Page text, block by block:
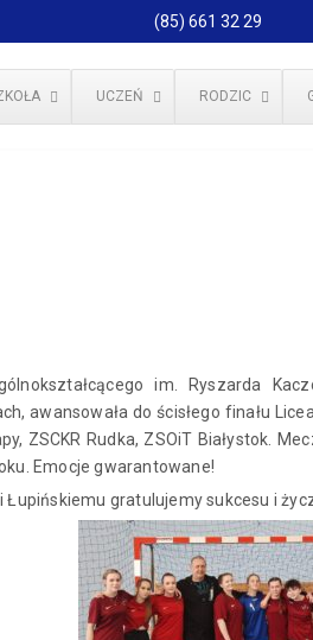
(85) 661 32 29
UCZEŃ RODZIC
im. Ryszarda
awansowała do ścisłego finału
ZSCKR Rudka, ZSOiT Białystok.
Emocje gwarantowane!
gratulujemy sukcesu i